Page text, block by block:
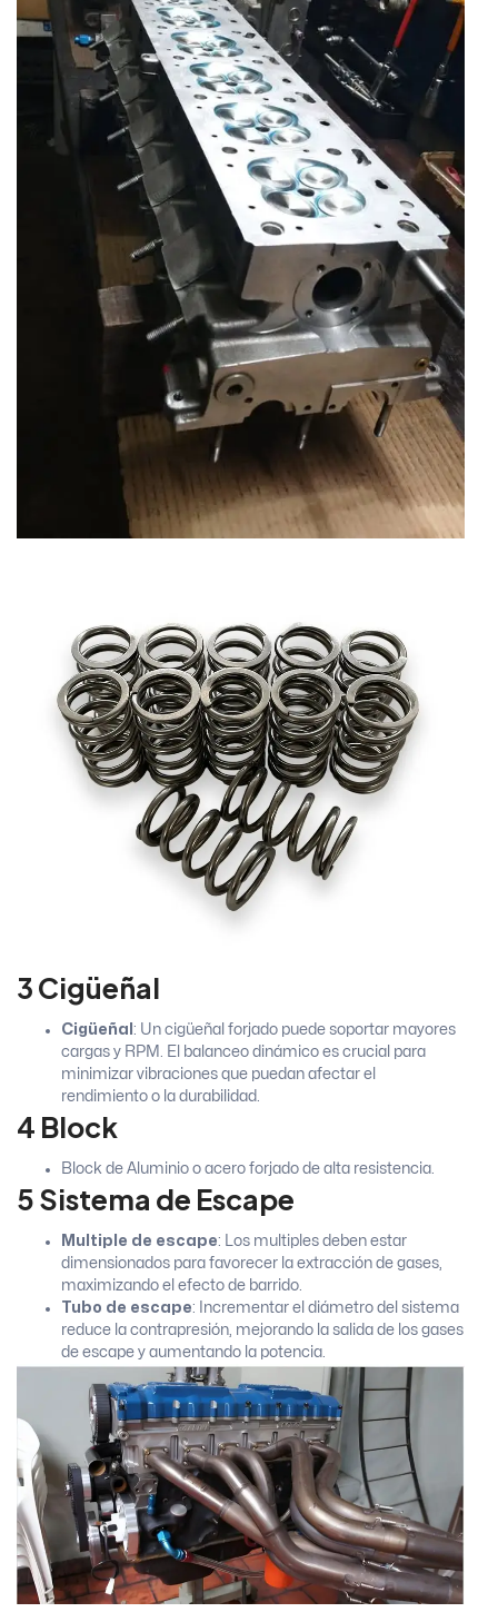
3 Cigüeñal
Cigüeñal : Un cigüeñal forjado puede soportar mayores
cargas y RPM. El balanceo dinámico es crucial para
minimizar vibraciones que puedan afectar el
rendimiento o la durabilidad.
4 Block
Block de Aluminio o acero forjado de alta resistencia.
5 Sistema de Escape
Multiple de escape: Los multiples deben estar
dimensionados para favorecer la extracción de gases,
maximizando el efecto de barrido.
Tubo de escape: Incrementar el diámetro del sistema
reduce la contrapresión, mejorando la salida de los gases
de escape y aumentando la potencia.